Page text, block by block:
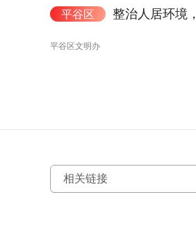
平谷区 整治人居环境
平谷区文明办